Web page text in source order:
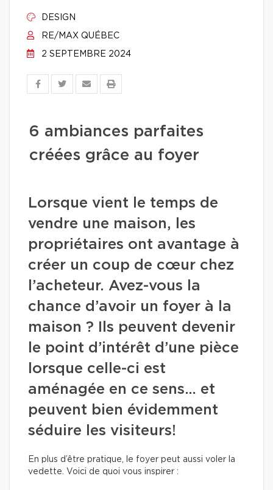
DESIGN
RE/MAX QUÉBEC
2 SEPTEMBRE 2024
6 ambiances parfaites
créées grâce au foyer
Lorsque vient le temps de
vendre une maison, les
propriétaires ont avantage à
créer un coup de cœur chez
l’acheteur. Avez-vous la
chance d’avoir un foyer à la
maison ? Ils peuvent devenir
le point d’intérêt d’une pièce
lorsque celle-ci est
aménagée en ce sens… et
peuvent bien évidemment
séduire les visiteurs!
En plus d’être pratique, le foyer peut aussi voler la
vedette. Voici de quoi vous inspirer :